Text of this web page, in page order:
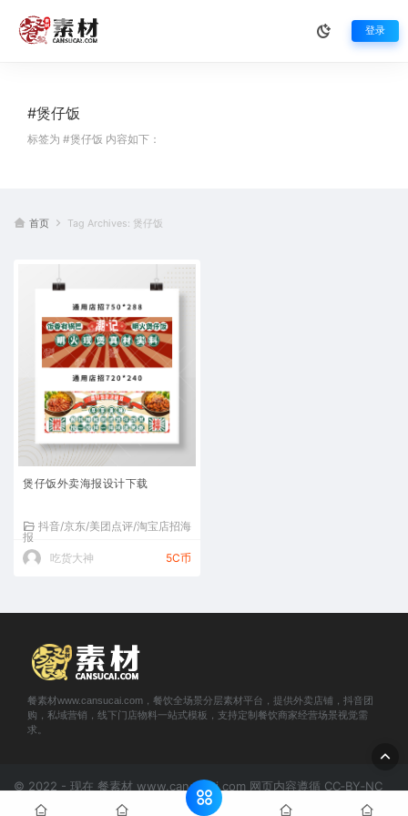
登录
#煲仔饭
标签为 #煲仔饭 内容如下：
首页 Tag Archives: 煲仔饭
煲仔饭外卖海报设计下载
抖音/京东/美团点评/淘宝店招海
报
吃货大神
5C币
餐素材www.cansucai.com，餐饮全场景分层素材平台，提供外卖店铺，抖音团
购，私域营销，线下门店物料一站式模板，支持定制餐饮商家经营场景视觉需
求。
© 2022 - 现在 餐素材 www.cansucai.com 网页内容遵循 CC‑BY‑NC
4.0；下载素材不适用CC协议，版权见 《版权声明》。 网站地图